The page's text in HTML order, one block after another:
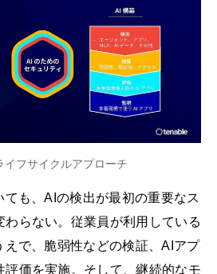
イフサイクルアプローチ
も、AIの検出が最初の重要なス
わらない。従業員が利用している
えで、脆弱性などの検証、AIアプ
評価を実施。そして、継続的なモ